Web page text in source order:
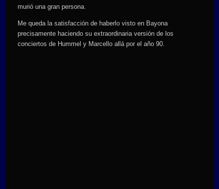
murió una gran persona.
Me queda la satisfacción de haberlo visto en Bayona
precisamente haciendo su extraordinaria versión de los
conciertos de Hummel y Marcello allá por el año 90.